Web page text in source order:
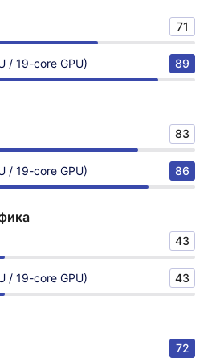
71
/ 19-core GPU) 89
83
/ 19-core GPU) 86
43
/ 19-core GPU) 43
72